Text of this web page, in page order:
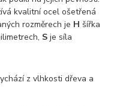
kvalitní ocel ošetřená
rozměrech je H šířka
S je síla
z vlhkosti dřeva a